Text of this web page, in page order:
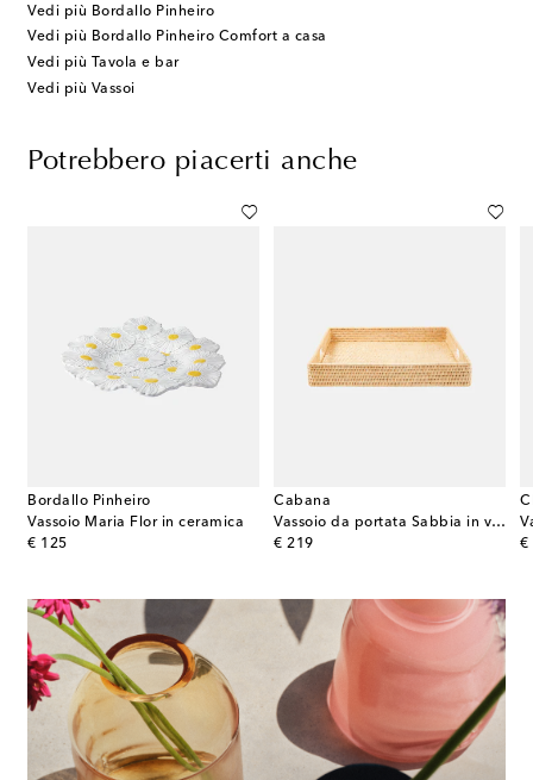
Vedi più Bordallo Pinheiro
Vedi più Bordallo Pinheiro Comfort a casa
Vedi più Tavola e bar
Vedi più Vassoi
Potrebbero piacerti anche
Bordallo Pinheiro
Vassoio Maria Flor in ceramica
€ 125
original price
Cabana
Vassoio da portata Sabbia in vimini
€ 219
original price
€